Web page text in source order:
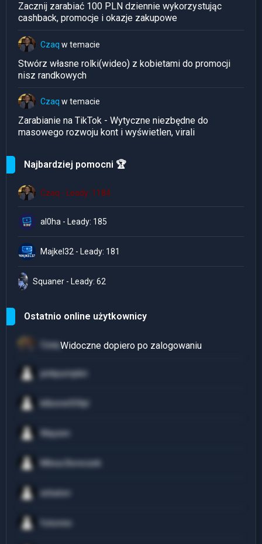
Zacznij zarabiać 100 PLN dziennie wykorzystując
cashback, promocje i okazje zakupowe
Czaq w temacie
Stwórz własne rolki(wideo) z kobietami do promocji
nisz randkowych
Czaq w temacie
Zarabianie na TikTok - Wytyczne niezbędne do
masowego rozwoju kont i wyświetlen, virali
Najbardziej pomocni 🏆
Czaq - Leady: 1184
al0ha - Leady: 185
Majkel32 - Leady: 181
Squaner - Leady: 62
Ostatnio online użytkownicy
Czaq
pinkpumpkin
killzone559pl
Wayzen
Milosz.Boreczek
sirbaton
futuress